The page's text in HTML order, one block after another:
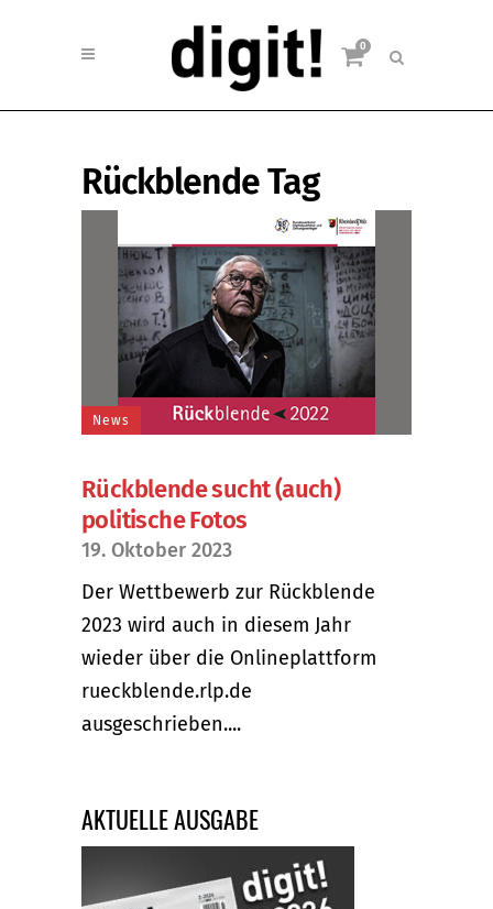
0
Rückblende Tag
News
Rückblende sucht (auch)
politische Fotos
19. Oktober 2023
Der Wettbewerb zur Rückblende
2023 wird auch in diesem Jahr
wieder über die Onlineplattform
rueckblende.rlp.de
ausgeschrieben....
AKTUELLE AUSGABE